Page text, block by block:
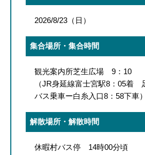
2026/8/23（日）
集合場所・集合時間
観光案内所芝生広場 9：10
（JR身延線富士宮駅8：05着
バス乗車ー白糸入口8：58下車）
解散場所・解散時間
休暇村バス停 14時00分頃